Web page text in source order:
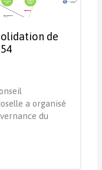
de
a organisé
du